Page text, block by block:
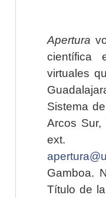
Apertura
científica
virtuales
Sistema
Arcos Sur,
Gamboa.
Título de